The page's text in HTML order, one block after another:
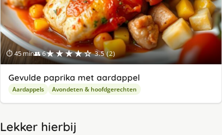
⏱ 45 min👥 6★★★★☆ 3.5 (2)
Gevulde paprika met aardappel
Aardappels Avondeten & hoofdgerechten
Lekker hierbij